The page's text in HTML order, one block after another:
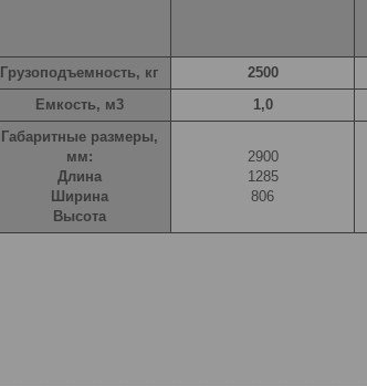
Грузоподъемность, кг 2500
Емкость, м3
1,0
Габаритные размеры,
мм:
Длина
Ширина
Высота
2900
1285
806